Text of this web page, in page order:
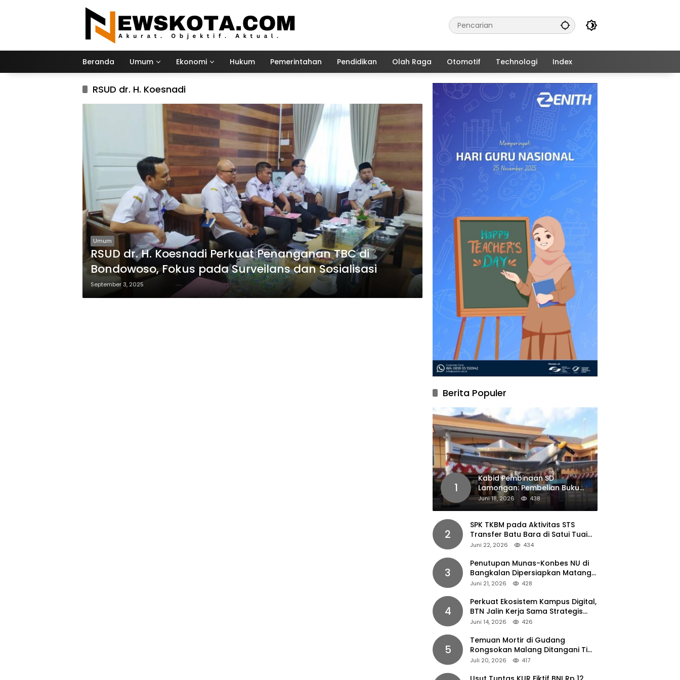
Beranda Umum Ekonomi Hukum Pemerintahan Pendidikan Olah Raga Otomotif Technologi Index
RSUD dr. H. Koesnadi
Umum
RSUD dr. H. Koesnadi Perkuat Penanganan TBC di
Bondowoso, Fokus pada Surveilans dan Sosialisasi
September 3, 2025
Berita Populer
1
Kabid Pembinaan SD
Lamongan: Pembelian Buku
Pendamping Tidak Boleh
Dipaksakan
Juni 18, 2026 438
2
SPK TKBM pada Aktivitas STS
Transfer Batu Bara di Satui Tuai
Sorotan
Juni 22, 2026 434
3
Penutupan Munas-Konbes NU di
Bangkalan Dipersiapkan Matang,
Gus Ipul Turun Tangan
Juni 21, 2026 428
4
Perkuat Ekosistem Kampus Digital,
BTN Jalin Kerja Sama Strategis
dengan UNAIR
Juni 14, 2026 426
5
Temuan Mortir di Gudang
Rongsokan Malang Ditangani Tim
Gegana Polda Jatim
Juli 20, 2026 417